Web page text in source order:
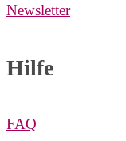
Newsletter
Hilfe
FAQ